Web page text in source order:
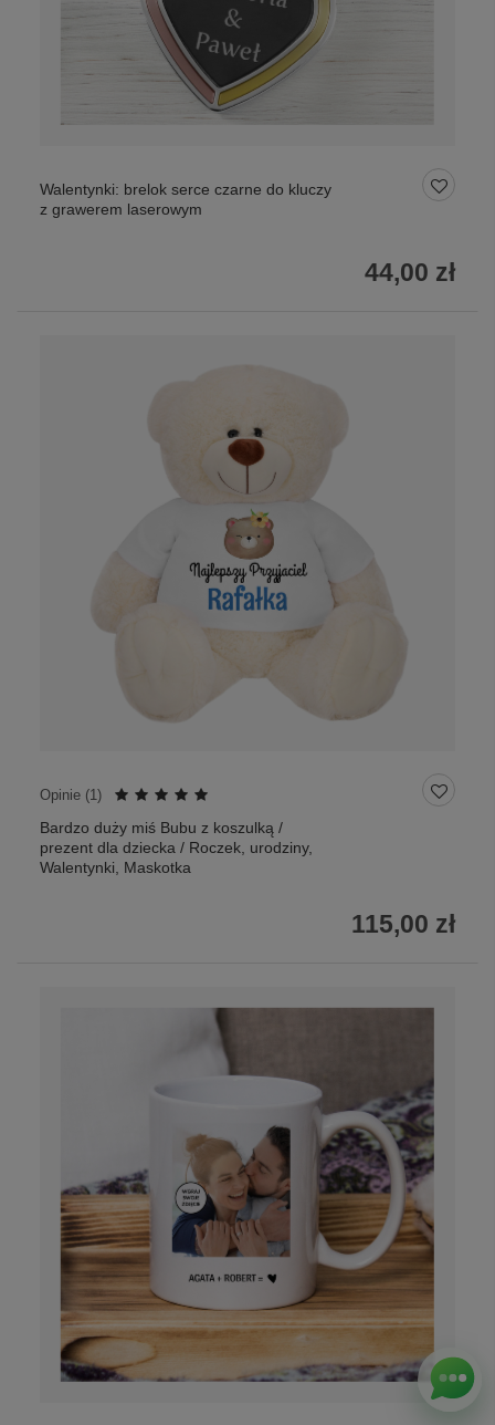
Walentynki: brelok serce czarne do kluczy
z grawerem laserowym
44,00 zł
Opinie (1)
Bardzo duży miś Bubu z koszulką /
prezent dla dziecka / Roczek, urodziny,
Walentynki, Maskotka
115,00 zł